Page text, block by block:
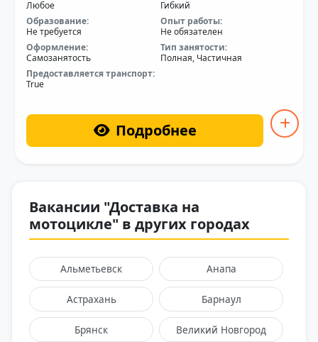
Любое
Гибкий
Образование:
Не требуется
Опыт работы:
Не обязателен
Оформление:
Самозанятость
Тип занятости:
Полная, Частичная
Предоставляется транспорт:
True
Подробнее
Вакансии "Доставка на
мотоцикле" в других городах
Альметьевск Анапа
Астрахань Барнаул
Брянск Великий Новгород